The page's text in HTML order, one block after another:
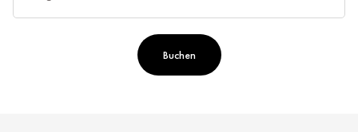
Buchen